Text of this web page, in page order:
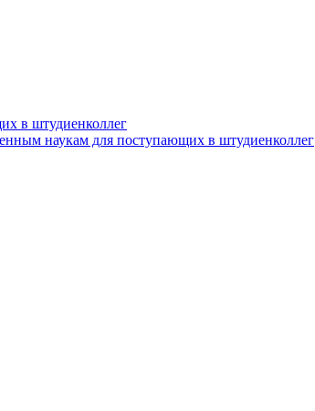
в штудиенколлег
наукам для поступающих в штудиенколлег